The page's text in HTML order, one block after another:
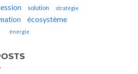
solution stratégie
écosystème
énergie